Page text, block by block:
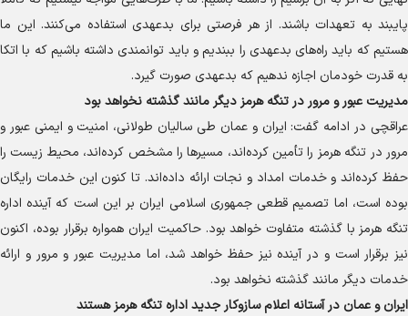
پایبند به تعهدات باشند. از هر فرصتی برای بدعهدی استفاده می‌کنند. این ما
هستیم که باید راه‌های بدعهدی را ببندیم و باید توانمندی داشته باشیم که با اتکا
به قدرت خودمان اجازه ندهیم که بدعهدی صورت گیرد.
مدیریت عبور و مرور در تنگه هرمز دیگر مانند گذشته نخواهد بود
عراقچی در ادامه گفت: ایران و عمان طی سالیان طولانی، امنیت و ایمنی عبور و
مرور در تنگه هرمز را تأمین کرده‌اند، مسیر‌ها را مشخص کرده‌اند، محیط زیست را
حفظ کرده‌اند و خدمات امداد و نجات ارائه داده‌اند. تا کنون این خدمات رایگان
بوده است، اما تصمیم قطعی جمهوری اسلامی ایران بر این است که آینده اداره
تنگه هرمز با گذشته متفاوت خواهد بود. حاکمیت ایران همواره برقرار بوده، اکنون
نیز برقرار است و در آینده نیز حفظ خواهد شد، اما مدیریت عبور و مرور و ارائه
خدمات دیگر مانند گذشته نخواهد بود.
ایران و عمان در آستانه اعلام سازوکار جدید اداره تنگه هرمز هستند